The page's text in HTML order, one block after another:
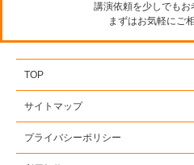
講演依頼を少しでもお
まずはお気軽にご
TOP
サイトマップ
プライバシーポリシー